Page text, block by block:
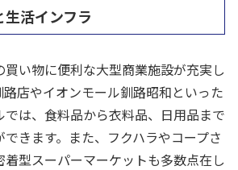
活インフラ
い物に便利な大型商業施設が充実し
店やイオンモール釧路昭和といった
では、食料品から衣料品、日用品まで
きます。また、フクハラやコープさ
着型スーパーマーケットも多数点在し